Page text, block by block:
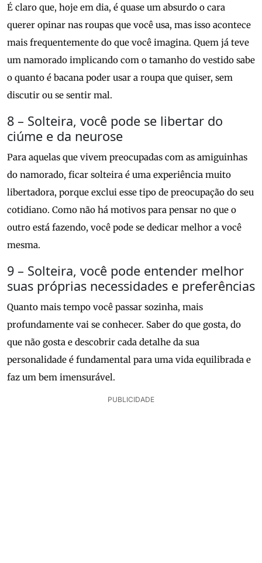
É claro que, hoje em dia, é quase um absurdo o cara
querer opinar nas roupas que você usa, mas isso acontece
mais frequentemente do que você imagina. Quem já teve
um namorado implicando com o tamanho do vestido sabe
o quanto é bacana poder usar a roupa que quiser, sem
discutir ou se sentir mal.
8 – Solteira, você pode se libertar do
ciúme e da neurose
Para aquelas que vivem preocupadas com as amiguinhas
do namorado, ficar solteira é uma experiência muito
libertadora, porque exclui esse tipo de preocupação do seu
cotidiano. Como não há motivos para pensar no que o
outro está fazendo, você pode se dedicar melhor a você
mesma.
9 – Solteira, você pode entender melhor
suas próprias necessidades e preferências
Quanto mais tempo você passar sozinha, mais
profundamente vai se conhecer. Saber do que gosta, do
que não gosta e descobrir cada detalhe da sua
personalidade é fundamental para uma vida equilibrada e
faz um bem imensurável.
PUBLICIDADE